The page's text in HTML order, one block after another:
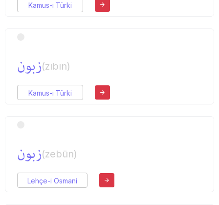
Kamus-ı Türki
زبون(zıbın)
Kamus-ı Türki
زبون(zebün)
Lehçe-i Osmani